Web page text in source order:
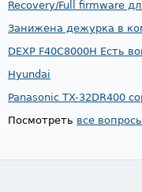
Recovery/Full firmware
Занижена дежурка в
DEXP F40C8000H Есть
Hyundai
Panasonic TX-32DR400
Посмотреть все